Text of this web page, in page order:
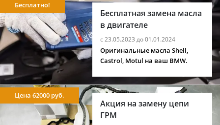
Бесплатная замена масла
в двигателе
с 23.05.2023 до 01.01.2024
Бесплатно!
Оригинальные масла Shell,
Castrol, Motul на ваш BMW.
Акция на замену цепи
ГРМ
Цена 62000 руб.